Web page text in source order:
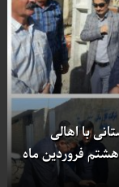
با اهالی
فروردین ماه